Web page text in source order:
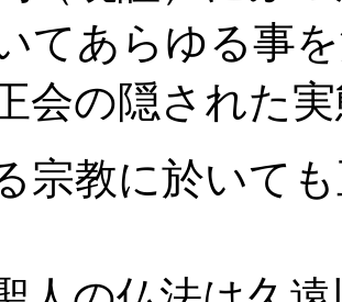
てあらゆる事
会の隠された
宗教に於いて